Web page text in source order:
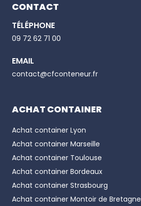
CONTACT
TÉLÉPHONE
Email
09 72 62 71 00
EMAIL
Phone number
contact@cfconteneur.fr
ACHAT CONTAINER
Achat container Lyon
Achat container Marseille
Achat container Toulouse
Achat container Bordeaux
Achat container Strasbourg
Achat container Montoir de Bretagne